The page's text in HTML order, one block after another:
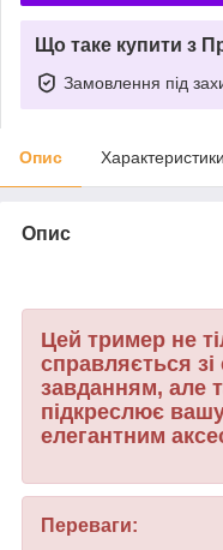
Що таке купити з
Замовлення під
Опис Характеристики
Опис
Цей тример не
справляється
завданням, але
підкреслює
елегантним
Переваги: